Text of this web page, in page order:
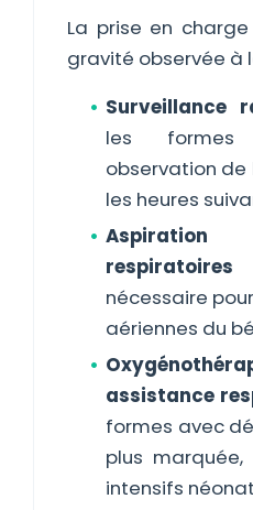
La prise en
gravité observée à
Surveillance
les formes
observation
les heures
nécessaire
aériennes du
assistance
formes avec
plus
intensifs